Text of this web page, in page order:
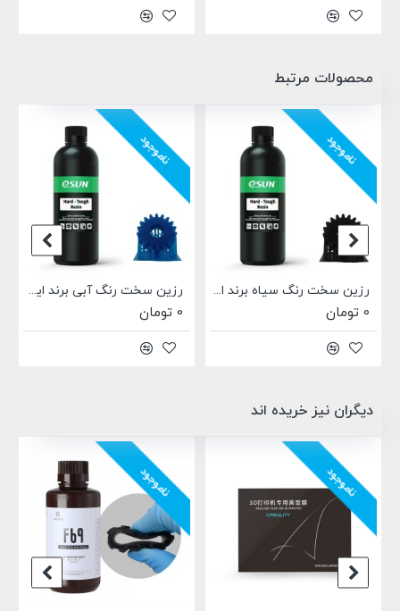
محصولات مرتبط
ناموجود
رزین سخت رنگ سیاه برند ایسان Esun Hard-Tough Resin Black
0 تومان
ناموجود
رزین سخت رنگ آبی برند ایسان Esun Hard-Tough Resin Blue
0 تومان
دیگران نیز خریده اند
ناموجود ناموجود